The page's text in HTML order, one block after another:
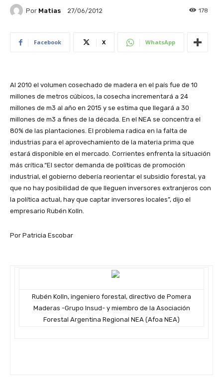
Por Matias 27/06/2012 178
Facebook X WhatsApp
Al 2010 el volumen cosechado de madera en el país fue de 10
millones de metros cúbicos, la cosecha incrementará a 24
millones de m3 al año en 2015 y se estima que llegará a 30
millones de m3 a fines de la década. En el NEA se concentra el
80% de las plantaciones. El problema radica en la falta de
industrias para el aprovechamiento de la materia prima que
estará disponible en el mercado. Corrientes enfrenta la situación
más crítica.“El sector demanda de políticas de promoción
industrial, el gobierno debería reorientar el subsidio forestal, ya
que no hay posibilidad de que lleguen inversores extranjeros con
la política actual, hay que captar inversores locales”, dijo el
empresario Rubén Kolln.
Por Patricia Escobar
Rubén Kolln, ingeniero forestal, directivo de Pomera
Maderas -Grupo Insud- y miembro de la Asociación
Forestal Argentina Regional NEA (Afoa NEA)